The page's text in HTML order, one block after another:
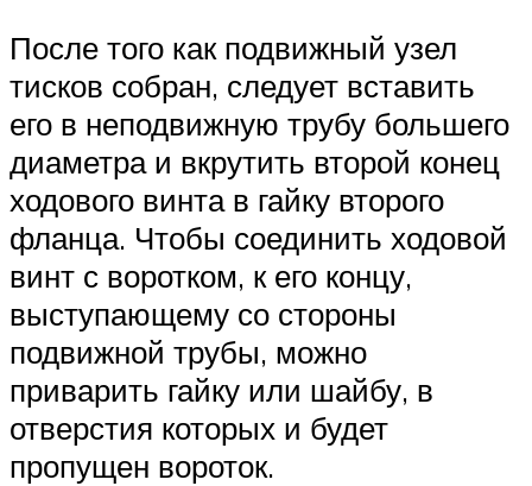
После того как подвижный узел
тисков собран, следует вставить
его в неподвижную трубу большего
диаметра и вкрутить второй конец
ходового винта в гайку второго
фланца. Чтобы соединить ходовой
винт с воротком, к его концу,
выступающему со стороны
подвижной трубы, можно
приварить гайку или шайбу, в
отверстия которых и будет
пропущен вороток.